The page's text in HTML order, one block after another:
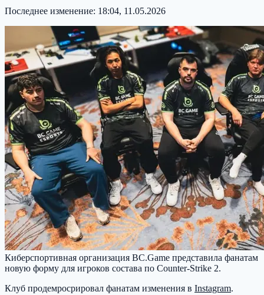
Последнее изменение: 18:04, 11.05.2026
Киберспортивная организация BC.Game представила фанатам
новую форму для игроков состава по Counter-Strike 2.
Клуб продемросрировал фанатам изменения в Instagram.